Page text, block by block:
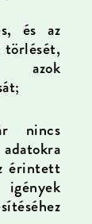
és az
azok
nincs
érintett